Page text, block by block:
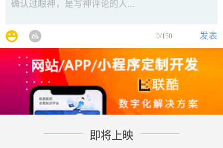
发表
0/150
即将上映